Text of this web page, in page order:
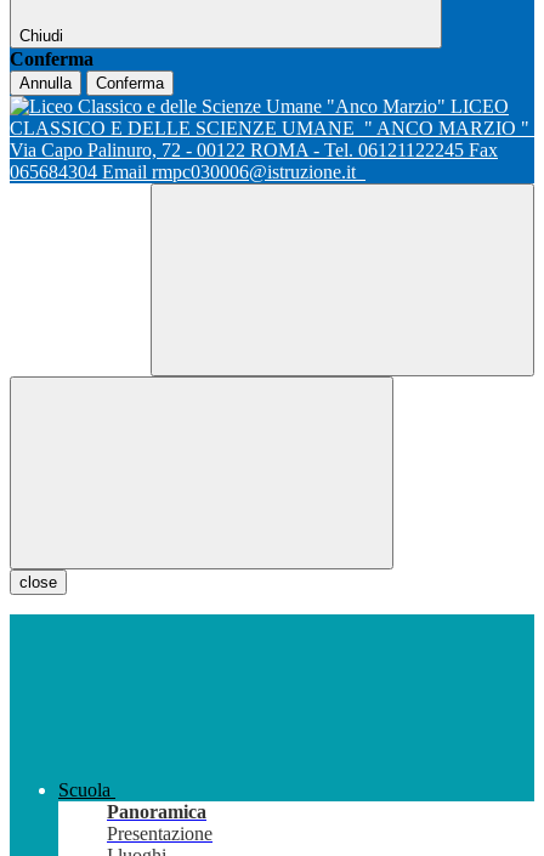
Chiudi
Conferma
Annulla Conferma
LICEO
CLASSICO E DELLE SCIENZE UMANE " ANCO MARZIO "
Via Capo Palinuro, 72 - 00122 ROMA - Tel. 06121122245 Fax
065684304 Email rmpc030006@istruzione.it
close
Scuola
Panoramica
Presentazione